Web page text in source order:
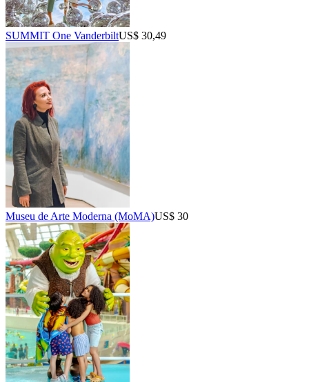
SUMMIT One VanderbiltUS$ 30,49
Museu de Arte Moderna (MoMA)US$ 30